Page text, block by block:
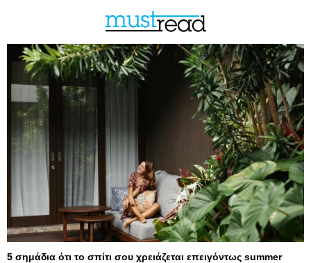
5 σημάδια ότι το σπίτι σου χρειάζεται επειγόντως summer